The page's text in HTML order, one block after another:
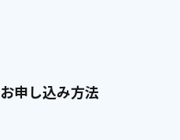
お申し込み方法